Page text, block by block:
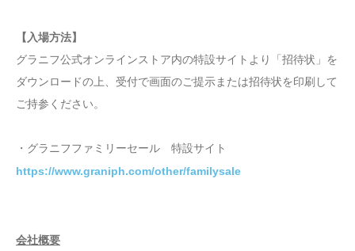
【入場方法】
グラニフ公式オンラインストア内の特設サイトより「招待状」を
ダウンロードの上、受付で画面のご提示または招待状を印刷して
ご持参ください。
・グラニフファミリーセール 特設サイト
https://www.graniph.com/other/familysale
会社概要